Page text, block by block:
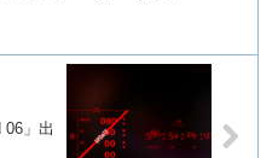
06」出